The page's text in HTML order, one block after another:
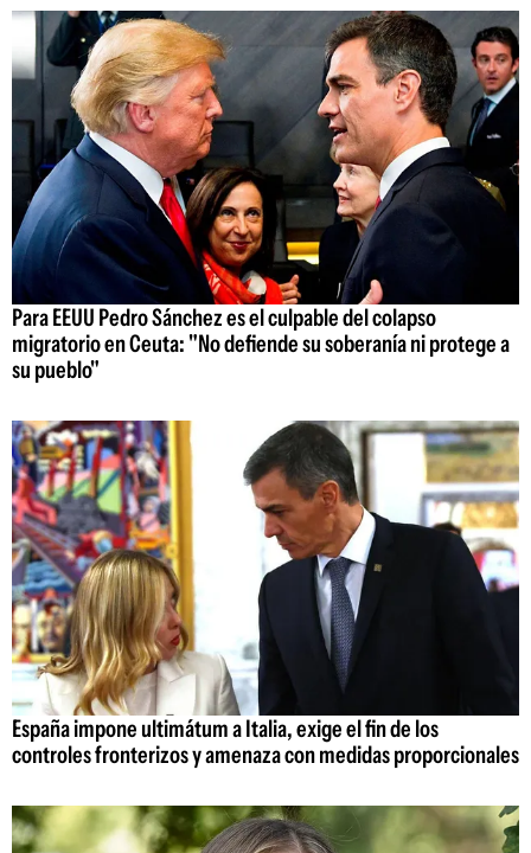
Para EEUU Pedro Sánchez es el culpable del colapso
migratorio en Ceuta: "No defiende su soberanía ni protege a
su pueblo"
España impone ultimátum a Italia, exige el fin de los
controles fronterizos y amenaza con medidas proporcionales